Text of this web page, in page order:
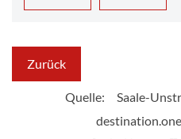
Zurück
Quelle:
Saale-
destination.one